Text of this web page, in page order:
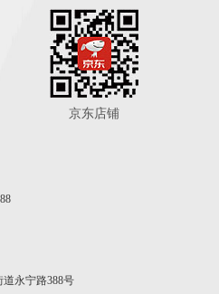
京东店铺
永宁路388号